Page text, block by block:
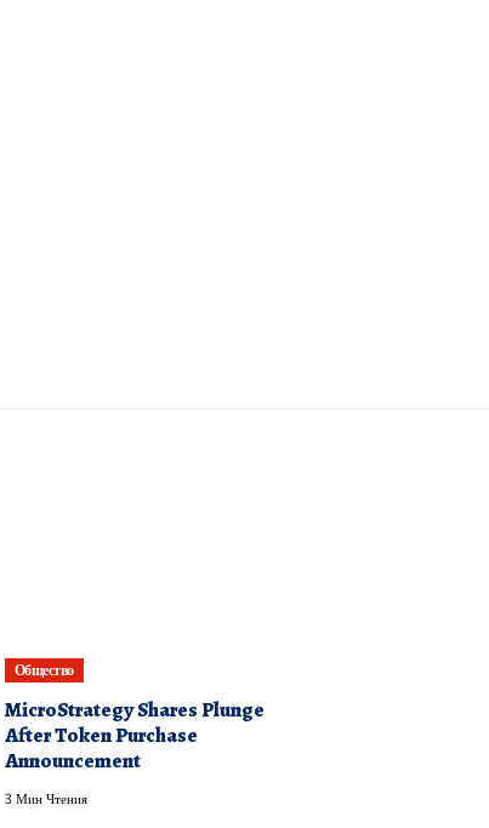
Общество
MicroStrategy Shares Plunge
After Token Purchase
Announcement
3 Мин Чтения